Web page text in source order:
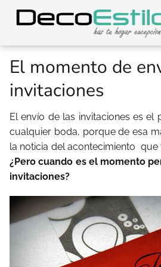
El momento de
invitaciones
El envío de las invitaciones es el
cualquier boda, porque de esa
la noticia del acontecimiento que
¿Pero cuando es el momento
invitaciones?